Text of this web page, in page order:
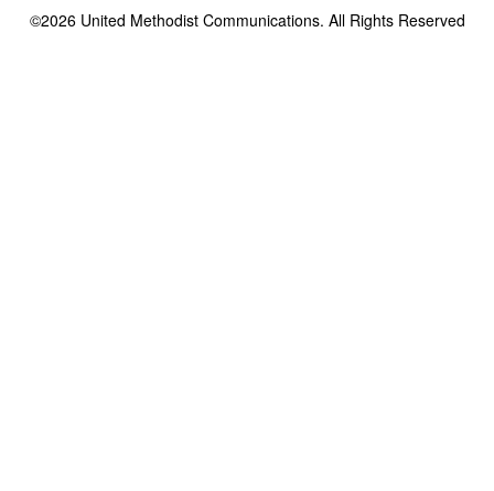
©2026United Methodist Communications. All Rights Reserved